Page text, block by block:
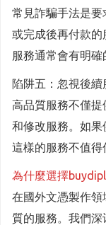
常見詐騙手法是
或完成後再付款
服務通常會有明確
陷阱五：忽視後續
高品質服務不僅
和修改服務。如果
這樣的服務不值得
為什麼選擇
在國外文憑製作
質的服務。我們